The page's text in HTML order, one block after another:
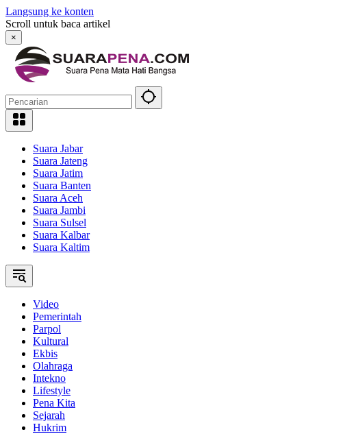
Langsung ke konten
Scroll untuk baca artikel
×
Suara Jabar
Suara Jateng
Suara Jatim
Suara Banten
Suara Aceh
Suara Jambi
Suara Sulsel
Suara Kalbar
Suara Kaltim
Video
Pemerintah
Parpol
Kultural
Ekbis
Olahraga
Intekno
Lifestyle
Pena Kita
Sejarah
Hukrim